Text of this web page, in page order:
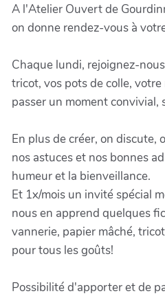
A l'Atelier Ouvert de
on donne rendez-vous à
Chaque lundi, rejoignez-
tricot, vos pots de colle,
passer un moment convivial,
En plus de créer, on discute,
nos astuces et nos bonnes
humeur et la bienveillance.
Et 1x/mois un invité spécial
nous en apprend quelques
vannerie, papier mâché,
pour tous les goûts!
Possibilité d'apporter et de